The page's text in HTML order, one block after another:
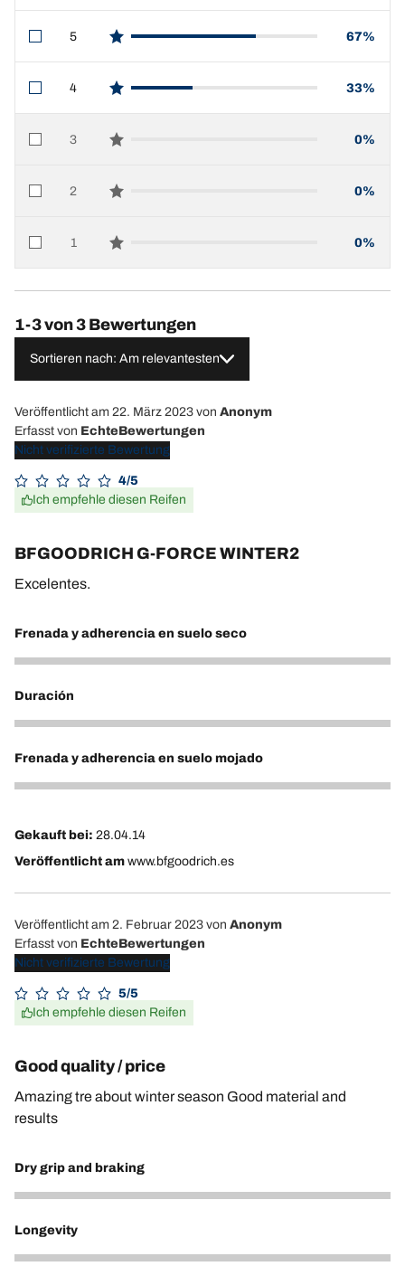
5
star reviews
67%
4
star reviews
33%
3
star reviews
0%
2
star reviews
0%
1
star reviews
0%
1-3 von 3 Bewertungen
Sortieren nach: Am relevantesten
Veröffentlicht am 22. März 2023 von Anonym
Erfasst von EchteBewertungen
Nicht verifizierte Bewertung
4/5
Ich empfehle diesen Reifen
BFGOODRICH G-FORCE WINTER2
Excelentes.
Frenada y adherencia en suelo seco
4
Duración
5
Frenada y adherencia en suelo mojado
4
Gekauft bei: 28.04.14
Veröffentlicht am www.bfgoodrich.es
Veröffentlicht am 2. Februar 2023 von Anonym
Erfasst von EchteBewertungen
Nicht verifizierte Bewertung
5/5
Ich empfehle diesen Reifen
Good quality / price
Amazing tre about winter season Good material and
results
Dry grip and braking
4
Longevity
4